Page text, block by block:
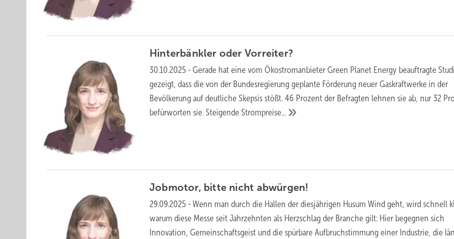
Hinterbänkler oder Vorreiter?
30.10.2025 - Gerade hat eine vom Ökostromanbieter Green Planet Energy beauftragte
gezeigt, dass die von der Bundesregierung geplante Förderung neuer Gaskraftwerke in der
Bevölkerung auf deutliche Skepsis stößt. 46 Prozent der Befragten lehnen sie ab, nur 32
befürworten sie. SteigendeStrompreise...
Jobmotor, bitte nicht abwürgen!
29.09.2025 - Wenn man durch die Hallen der diesjährigen Husum Wind geht, wird schnell
warum diese Messe seit Jahrzehnten als Herzschlag der Branche gilt: Hier begegnen sich
Innovation, Gemeinschaftsgeist und die spürbare Aufbruchstimmung einer Industrie, die